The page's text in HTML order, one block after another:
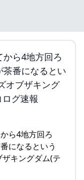
ら4地方回ろ
番になるとい
オブザキング
グ速報